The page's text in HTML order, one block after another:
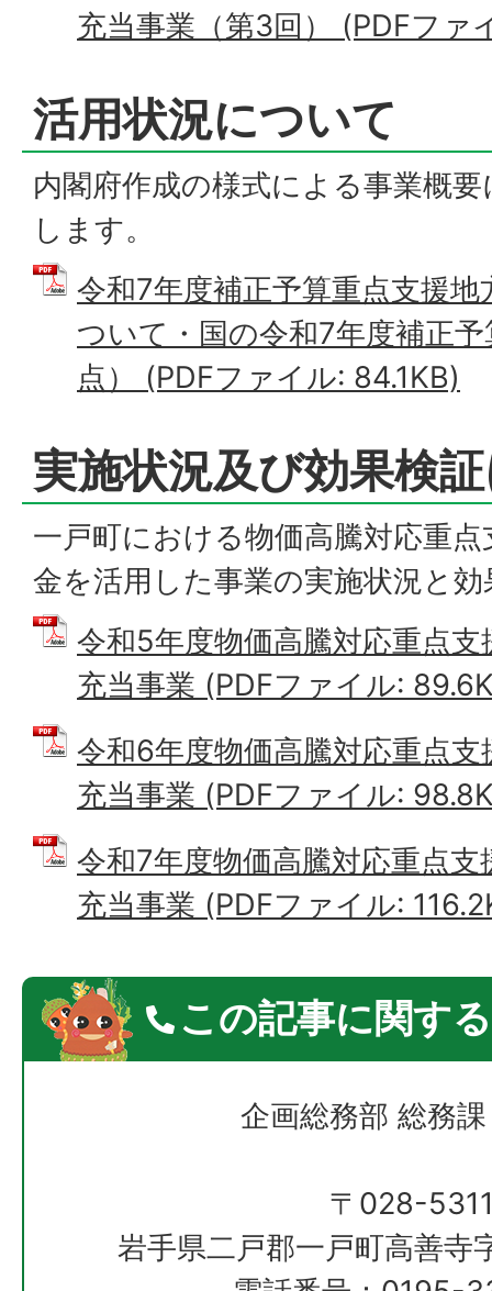
充当事業（第3回） (PDFファ
活用状況について
内閣府作成の様式による事業概
します。
令和7年度補正予算重点支援
ついて・国の令和7年度補正
点） (PDFファイル: 84.1KB)
実施状況及び効果検
一戸町における物価高騰対応重
金を活用した事業の実施状況と
令和5年度物価高騰対応重点
充当事業 (PDFファイル:
令和6年度物価高騰対応重点
充当事業 (PDFファイル:
令和7年度物価高騰対応重点
充当事業 (PDFファイル:
この記事に関す
企画総務部 総務
〒028-
岩手県二戸郡一戸町高善寺